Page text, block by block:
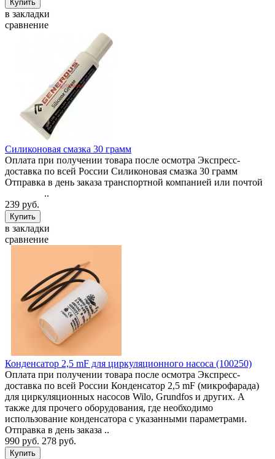
в закладки
сравнение
Силиконовая смазка 30 грамм
Оплата при получении товара после осмотра Экспресс-
доставка по всей России Силиконовая смазка 30 грамм
Отправка в день заказа транспортной компанией или почтой
..
239 руб.
в закладки
сравнение
Конденсатор 2,5 mF для циркуляционного насоса (100250)
Оплата при получении товара после осмотра Экспресс-
доставка по всей России Конденсатор 2,5 mF (микрофарада)
для циркуляционных насосов Wilo, Grundfos и других. А
также для прочего оборудования, где необходимо
использование конденсатора с указанными параметрами.
Отправка в день заказа ..
990 руб. 278 руб.